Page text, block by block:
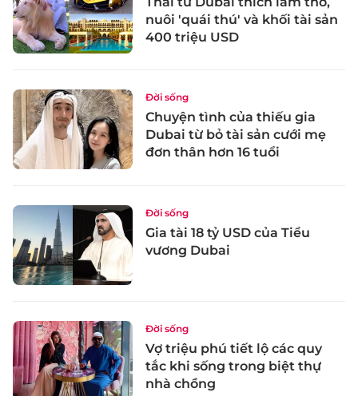
nuôi 'quái thú' và khối tài sản
400 triệu USD
Đời sống
Chuyện tình của thiếu gia
Dubai từ bỏ tài sản cưới mẹ
đơn thân hơn 16 tuổi
Đời sống
Gia tài 18 tỷ USD của Tiểu
vương Dubai
Đời sống
Vợ triệu phú tiết lộ các quy
tắc khi sống trong biệt thự
nhà chồng